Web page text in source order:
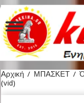
Αρχική / ΜΠΑΣΚΕΤ /
(vid)